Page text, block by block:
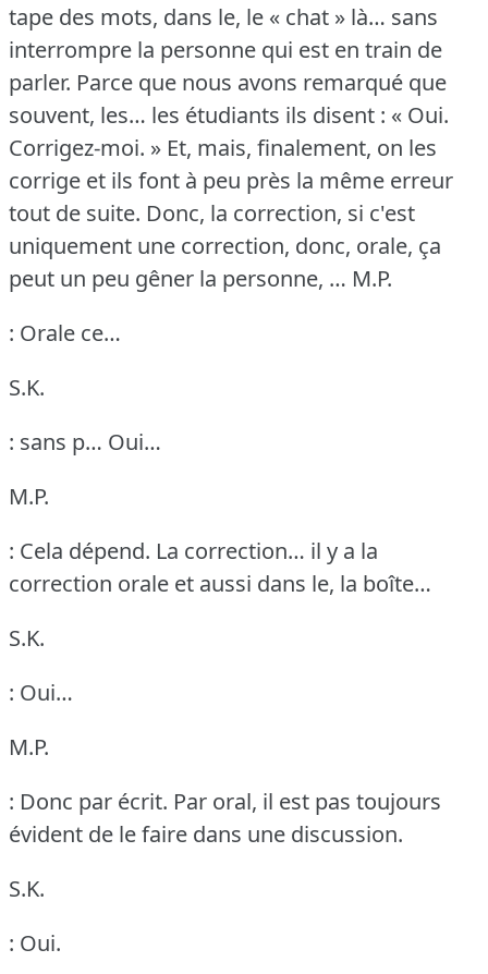
tape des mots, dans le, le « chat » là… sans
interrompre la personne qui est en train de
parler. Parce que nous avons remarqué que
souvent, les… les étudiants ils disent : « Oui.
Corrigez-moi. » Et, mais, finalement, on les
corrige et ils font à peu près la même erreur
tout de suite. Donc, la correction, si c'est
uniquement une correction, donc, orale, ça
peut un peu gêner la personne, … M.P.
: Orale ce…
S.K.
: sans p… Oui…
M.P.
: Cela dépend. La correction… il y a la
correction orale et aussi dans le, la boîte…
S.K.
: Oui…
M.P.
: Donc par écrit. Par oral, il est pas toujours
évident de le faire dans une discussion.
S.K.
: Oui.